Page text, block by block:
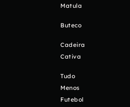
Matula
Buteco
Cadeira
Cativa
Tudo
Menos
Futebol